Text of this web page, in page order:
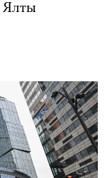
Ялты